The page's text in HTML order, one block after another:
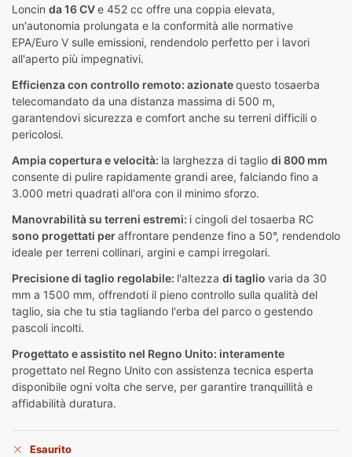
Loncin da 16 CVe 452 cc offre una coppia elevata,
un'autonomia prolungata e la conformità alle normative
EPA/Euro V sulle emissioni, rendendolo perfetto per i lavori
all'aperto più impegnativi.
Efficienza con controllo remoto: azionatequesto tosaerba
telecomandato da una distanza massima di 500 m,
garantendovi sicurezza e comfort anche su terreni difficili o
pericolosi.
Ampia copertura e velocità: la larghezza di taglio di 800 mm
consente di pulire rapidamente grandi aree, falciando fino a
3.000 metri quadrati all'ora con il minimo sforzo.
Manovrabilità su terreni estremi: i cingoli del tosaerba RC
sono progettati peraffrontare pendenze fino a 50°, rendendolo
ideale per terreni collinari, argini e campi irregolari.
Precisione di taglio regolabile: l'altezza di taglio varia da 30
mm a 1500 mm, offrendoti il pieno controllo sulla qualità del
taglio, sia che tu stia tagliando l'erba del parco o gestendo
pascoli incolti.
Progettato e assistito nel Regno Unito: interamente
progettato nel Regno Unito con assistenza tecnica esperta
disponibile ogni volta che serve, per garantire tranquillità e
affidabilità duratura.
Esaurito